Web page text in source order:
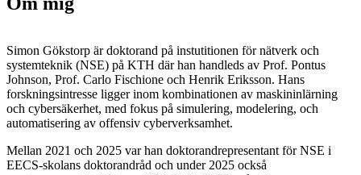
Simon Gökstorp är doktorand på instutitionen för nätverk och
systemteknik (NSE) på KTH där han handleds av Prof. Pontus
Johnson, Prof. Carlo Fischione och Henrik Eriksson. Hans
forskningsintresse ligger inom kombinationen av maskininlärning
och cybersäkerhet, med fokus på simulering, modelering, och
automatisering av offensiv cyberverksamhet.
Mellan 2021 och 2025 var han doktorandrepresentant för NSE i
EECS-skolans doktorandråd och under 2025 också